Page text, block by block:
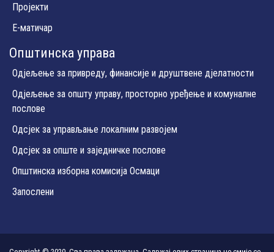
Пројекти
Е-матичар
Општинска управа
Одјељење за привреду, финансије и друштвене дјелатности
Одјељење за општу управу, просторно уређење и комуналне
послове
Одсјек за управљање локалним развојем
Одсјек за опште и заједничке послове
Општинска изборна комисија Осмаци
Запослени